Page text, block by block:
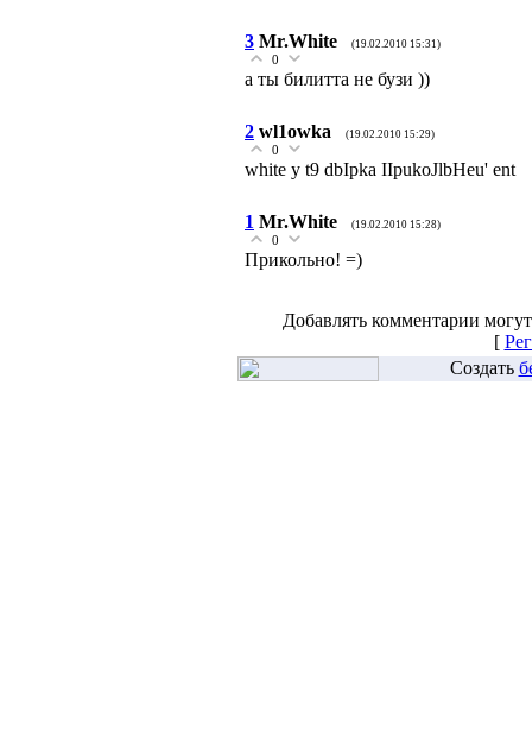
3 Mr.White (19.02.2010 15:31)
0
а ты билитта не бузи ))
2 wl1owka (19.02.2010 15:29)
0
white y t9 dbIpka IIpukoJlbHeu' ent
1 Mr.White (19.02.2010 15:28)
0
Прикольно! =)
Добавлять комментарии
[
Создать